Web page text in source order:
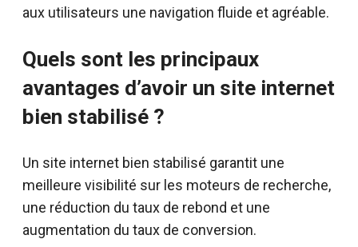
aux utilisateurs une navigation fluide et agréable.
Quels sont les principaux
avantages d’avoir un site internet
bien stabilisé ?
Un site internet bien stabilisé garantit une
meilleure visibilité sur les moteurs de recherche,
une réduction du taux de rebond et une
augmentation du taux de conversion.